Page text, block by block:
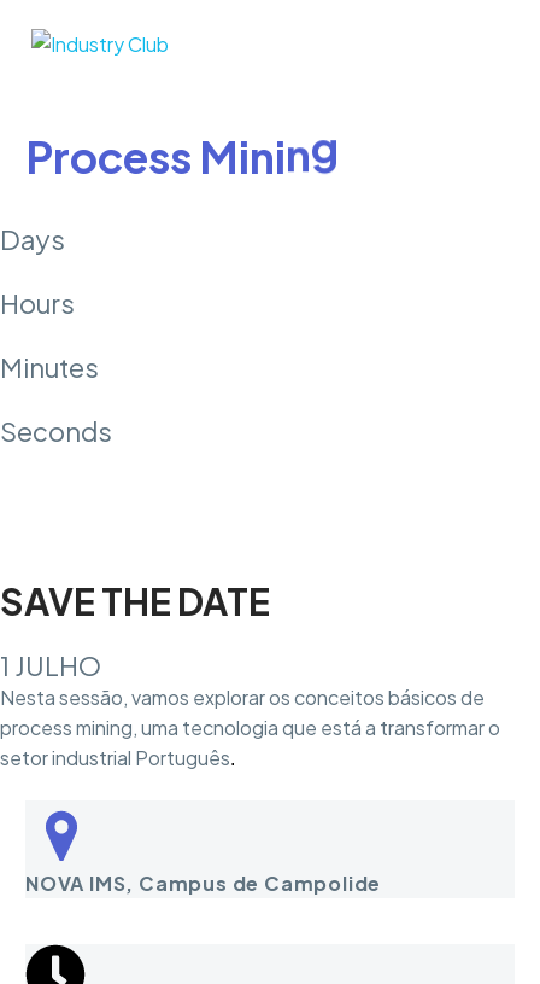
Worksh
Process Mining
Days
Hours
Minutes
Seconds
SAVE THE DATE
1 JULHO
Nesta sessão, vamos explorar os conceitos básicos de
process mining, uma tecnologia que está a transformar o
setor industrial Português.
NOVA IMS, Campus de Campolide